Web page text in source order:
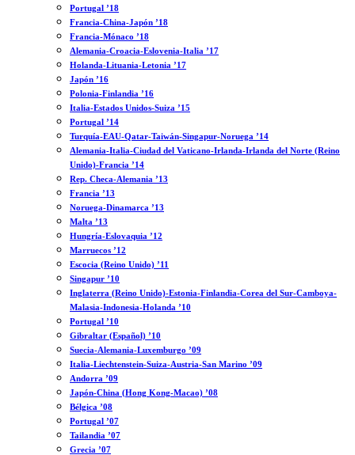
Portugal ’18
Francia-China-Japón ’18
Francia-Mónaco ’18
Alemania-Croacia-Eslovenia-Italia ’17
Holanda-Lituania-Letonia ’17
Japón ’16
Polonia-Finlandia ’16
Italia-Estados Unidos-Suiza ’15
Portugal ’14
Turquía-EAU-Qatar-Taiwán-Singapur-Noruega ’14
Alemania-Italia-Ciudad del Vaticano-Irlanda-Irlanda del Norte (Reino
Unido)-Francia ’14
Rep. Checa-Alemania ’13
Francia ’13
Noruega-Dinamarca ’13
Malta ’13
Hungría-Eslovaquia ’12
Marruecos ’12
Escocia (Reino Unido) ’11
Singapur ’10
Inglaterra (Reino Unido)-Estonia-Finlandia-Corea del Sur-Camboya-
Malasia-Indonesia-Holanda ’10
Portugal ’10
Gibraltar (Español) ’10
Suecia-Alemania-Luxemburgo ’09
Italia-Liechtenstein-Suiza-Austria-San Marino ’09
Andorra ’09
Japón-China (Hong Kong-Macao) ’08
Bélgica ’08
Portugal ’07
Tailandia ’07
Grecia ’07